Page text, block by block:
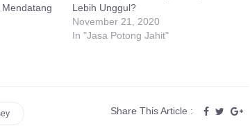
Lebih Unggul?
November 21, 2020
In "Jasa Potong Jahit"
Share This Article :